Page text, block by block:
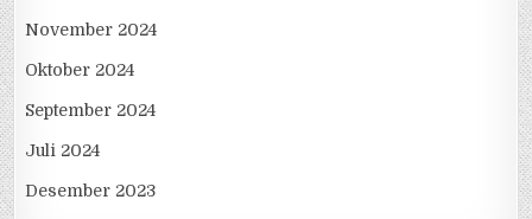
November 2024
Oktober 2024
September 2024
Juli 2024
Desember 2023